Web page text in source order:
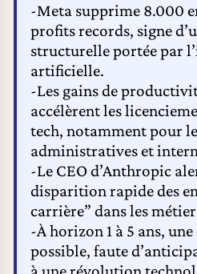
-Meta supprime 8.000
profits records, signe
structurelle portée par
artificielle.
-Les gains de
accélèrent les
tech, notamment pour
administratives et
-Le CEO d’Anthropic
disparition rapide des
carrière” dans les
-À horizon 1 à 5 ans,
possible, faute